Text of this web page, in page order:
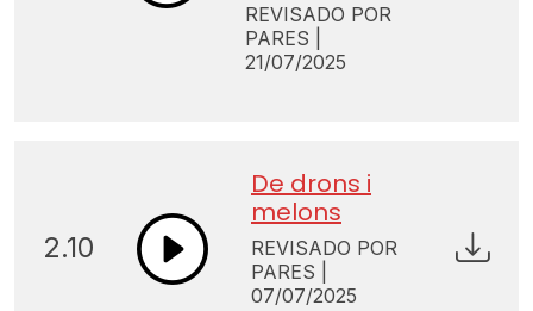
REVISADO POR
PARES |
21/07/2025
2.10
De drons i
melons
REVISADO POR
PARES |
07/07/2025